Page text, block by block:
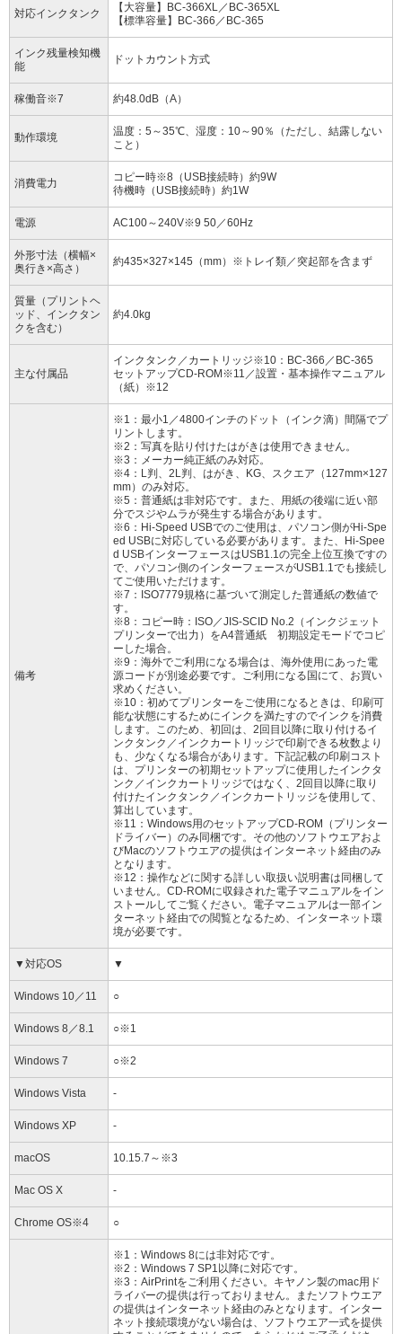
対応インクタンク
【大容量】BC-366XL／BC-365XL
【標準容量】BC-366／BC-365
インク残量検知機
能
ドットカウント方式
稼働音※7 約48.0dB（A）
動作環境
温度：5～35℃、湿度：10～90％（ただし、結露しない
こと）
消費電力
コピー時※8（USB接続時）約9W
待機時（USB接続時）約1W
電源 AC100～240V※9 50／60Hz
外形寸法（横幅×
奥行き×高さ）
約435×327×145（mm）※トレイ類／突起部を含まず
質量（プリントヘ
ッド、インクタン
クを含む）
約4.0kg
主な付属品
インクタンク／カートリッジ※10：BC-366／BC-365
セットアップCD-ROM※11／設置・基本操作マニュアル
（紙）※12
備考
※1：最小1／4800インチのドット（インク滴）間隔でプ
リントします。
※2：写真を貼り付けたはがきは使用できません。
※3：メーカー純正紙のみ対応。
※4：L判、2L判、はがき、KG、スクエア（127mm×127
mm）のみ対応。
※5：普通紙は非対応です。また、用紙の後端に近い部
分でスジやムラが発生する場合があります。
※6：Hi-Speed USBでのご使用は、パソコン側がHi-Spe
ed USBに対応している必要があります。また、Hi-Spee
d USBインターフェースはUSB1.1の完全上位互換ですの
で、パソコン側のインターフェースがUSB1.1でも接続し
てご使用いただけます。
※7：ISO7779規格に基づいて測定した普通紙の数値で
す。
※8：コピー時：ISO／JIS-SCID No.2（インクジェット
プリンターで出力）をA4普通紙 初期設定モードでコピ
ーした場合。
※9：海外でご利用になる場合は、海外使用にあった電
源コードが別途必要です。ご利用になる国にて、お買い
求めください。
※10：初めてプリンターをご使用になるときは、印刷可
能な状態にするためにインクを満たすのでインクを消費
します。このため、初回は、2回目以降に取り付けるイ
ンクタンク／インクカートリッジで印刷できる枚数より
も、少なくなる場合があります。下記記載の印刷コスト
は、プリンターの初期セットアップに使用したインクタ
ンク／インクカートリッジではなく、2回目以降に取り
付けたインクタンク／インクカートリッジを使用して、
算出しています。
※11：Windows用のセットアップCD-ROM（プリンター
ドライバー）のみ同梱です。その他のソフトウエアおよ
びMacのソフトウエアの提供はインターネット経由のみ
となります。
※12：操作などに関する詳しい取扱い説明書は同梱して
いません。CD-ROMに収録された電子マニュアルをイン
ストールしてご覧ください。電子マニュアルは一部イン
ターネット経由での閲覧となるため、インターネット環
境が必要です。
▼対応OS ▼
Windows 10／11 ○
Windows 8／8.1 ○※1
Windows 7 ○※2
Windows Vista ‐
Windows XP ‐
macOS 10.15.7～※3
Mac OS X ‐
Chrome OS※4 ○
※1：Windows 8には非対応です。
※2：Windows 7 SP1以降に対応です。
※3：AirPrintをご利用ください。キヤノン製のmac用ド
ライバーの提供は行っておりません。またソフトウエア
の提供はインターネット経由のみとなります。インター
ネット接続環境がない場合は、ソフトウエア一式を提供